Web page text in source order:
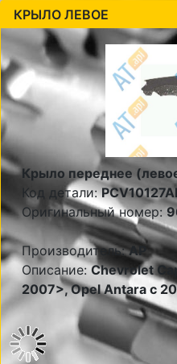
КРЫЛО ЛЕВОЕ
Крыло переднее
Код детали:
Оригинальный номер:
Производитель:AP
Описание:Chevrolet
2007>, Opel Antara c